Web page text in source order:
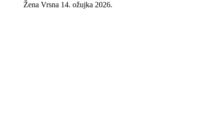
Žena Vrsna 14. ožujka 2026.